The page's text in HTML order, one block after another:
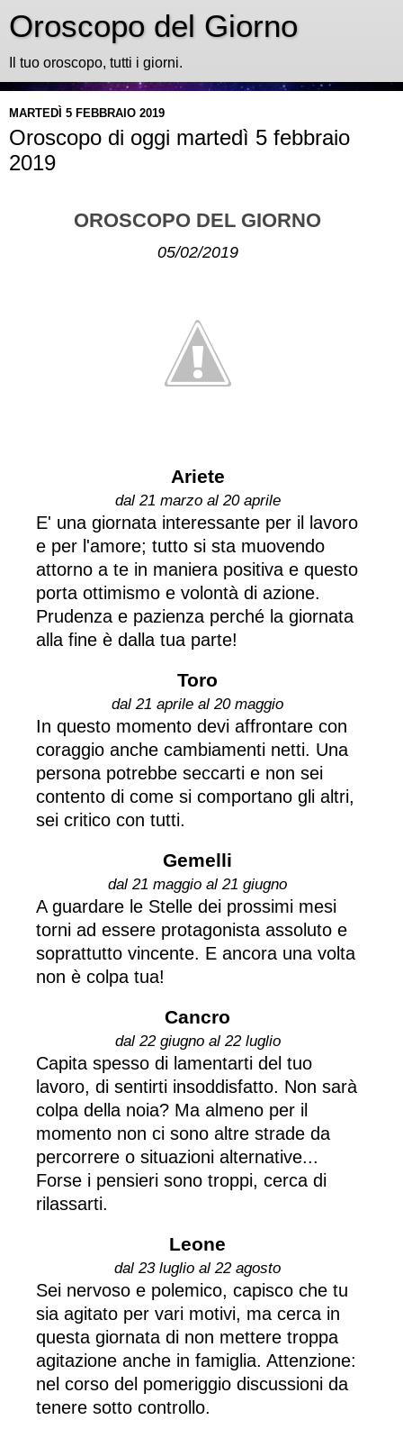
Oroscopo del Giorno
Il tuo oroscopo, tutti i giorni.
MARTEDÌ 5 FEBBRAIO 2019
Oroscopo di oggi martedì 5 febbraio
2019
OROSCOPO DEL GIORNO
05/02/2019
Ariete
dal 21 marzo al 20 aprile
E' una giornata interessante per il lavoro
e per l'amore; tutto si sta muovendo
attorno a te in maniera positiva e questo
porta ottimismo e volontà di azione.
Prudenza e pazienza perché la giornata
alla fine è dalla tua parte!
Toro
dal 21 aprile al 20 maggio
In questo momento devi affrontare con
coraggio anche cambiamenti netti. Una
persona potrebbe seccarti e non sei
contento di come si comportano gli altri,
sei critico con tutti.
Gemelli
dal 21 maggio al 21 giugno
A guardare le Stelle dei prossimi mesi
torni ad essere protagonista assoluto e
soprattutto vincente. E ancora una volta
non è colpa tua!
Cancro
dal 22 giugno al 22 luglio
Capita spesso di lamentarti del tuo
lavoro, di sentirti insoddisfatto. Non sarà
colpa della noia? Ma almeno per il
momento non ci sono altre strade da
percorrere o situazioni alternative...
Forse i pensieri sono troppi, cerca di
rilassarti.
Leone
dal 23 luglio al 22 agosto
Sei nervoso e polemico, capisco che tu
sia agitato per vari motivi, ma cerca in
questa giornata di non mettere troppa
agitazione anche in famiglia. Attenzione:
nel corso del pomeriggio discussioni da
tenere sotto controllo.